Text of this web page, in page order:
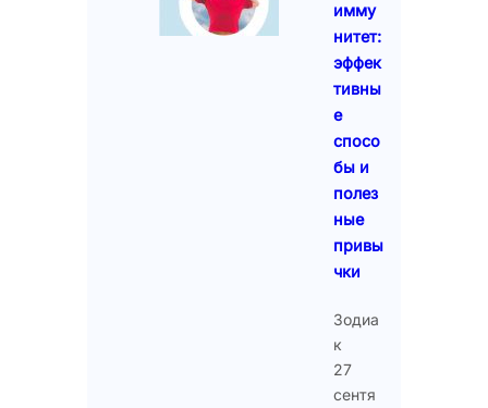
имму
нитет:
эффек
тивны
е
спосо
бы и
полез
ные
привы
чки
Зодиа
к
27
сентя